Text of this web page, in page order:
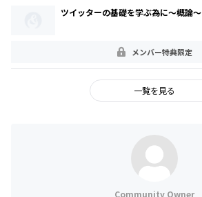
ツイッターの基礎を学ぶ為に～概論～
メンバー特典限定
一覧を見る